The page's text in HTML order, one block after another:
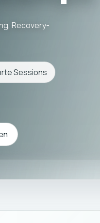
Recovery-
Sessions